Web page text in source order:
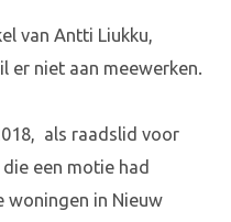
van Antti Liukku,
er niet aan meewerken.
als raadslid voor
een motie had
woningen in Nieuw